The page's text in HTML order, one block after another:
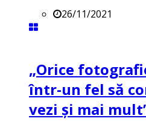
26/11/2021
„Orice
într-un fel să
vezi și mai